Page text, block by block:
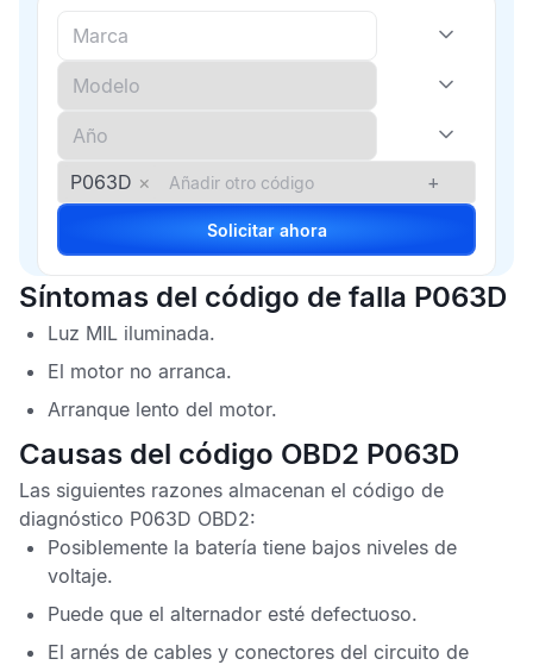
P063D × +
Solicitar ahora
Síntomas del código de falla P063D
Luz MIL iluminada.
El motor no arranca.
Arranque lento del motor.
Causas del código OBD2 P063D
Las siguientes razones almacenan el código de
diagnóstico P063D OBD2:
Posiblemente la batería tiene bajos niveles de
voltaje.
Puede que el alternador esté defectuoso.
El arnés de cables y conectores del circuito de